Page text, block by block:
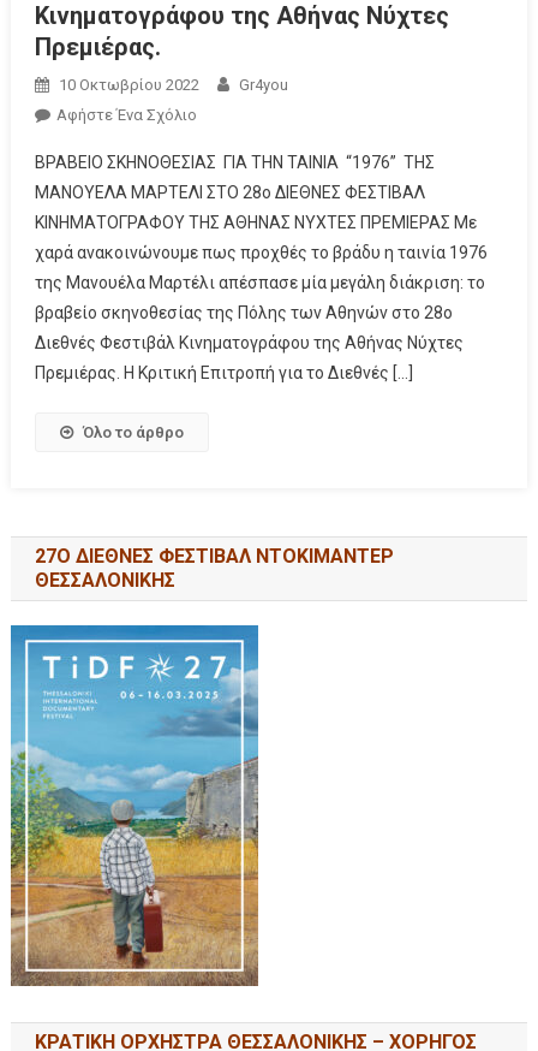
Κινηματογράφου της Αθήνας Νύχτες
Πρεμιέρας.
10 Οκτωβρίου 2022
Gr4you
Αφήστε Ένα Σχόλιο
ΒΡΑΒΕΙΟ ΣΚΗΝΟΘΕΣΙΑΣ ΓΙΑ ΤHN TAINIA “1976” ΤΗΣ
ΜΑΝΟΥΕΛΑ ΜΑΡΤΕΛΙ ΣΤΟ 28o ΔΙΕΘΝΕΣ ΦΕΣΤΙΒΑΛ
ΚΙΝΗΜΑΤΟΓΡΑΦΟΥ ΤΗΣ ΑΘΗΝΑΣ ΝΥΧΤΕΣ ΠΡΕΜΙΕΡΑΣ Με
χαρά ανακοινώνουμε πως προχθές το βράδυ η ταινία 1976
της Μανουέλα Μαρτέλι απέσπασε μία μεγάλη διάκριση: το
βραβείο σκηνοθεσίας της Πόλης των Αθηνών στο 28ο
Διεθνές Φεστιβάλ Κινηματογράφου της Αθήνας Νύχτες
Πρεμιέρας. Η Κριτική Επιτροπή για το Διεθνές […]
Όλο το άρθρο
27Ο ΔΙΕΘΝΕΣ ΦΕΣΤΙΒΑΛ ΝΤΟΚΙΜΑΝΤΕΡ
ΘΕΣΣΑΛΟΝΙΚΗΣ
ΚΡΑΤΙΚΗ ΟΡΧΗΣΤΡΑ ΘΕΣΣΑΛΟΝΙΚΗΣ – ΧΟΡΗΓΟΣ